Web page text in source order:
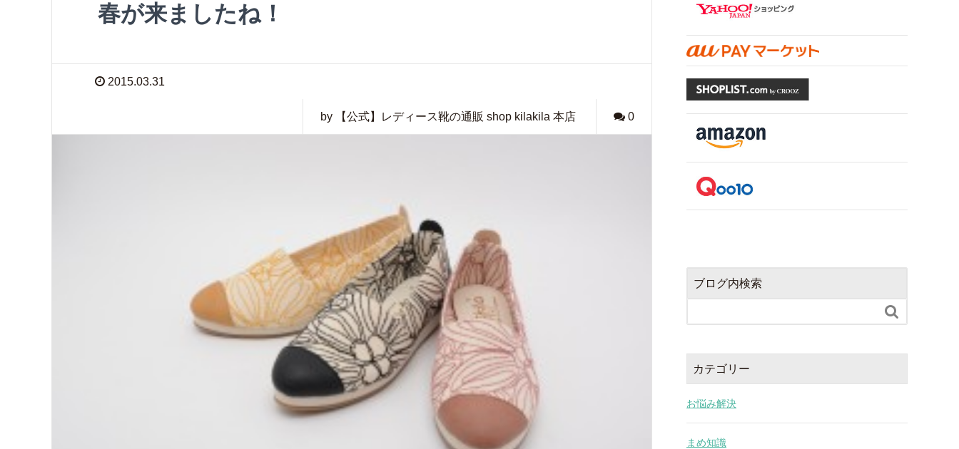
春が来ましたね！
2015.03.31
by 【公式】レディース靴の通販 shop kilakila 本店 0
ブログ内検索

カテゴリー
お悩み解決
まめ知識